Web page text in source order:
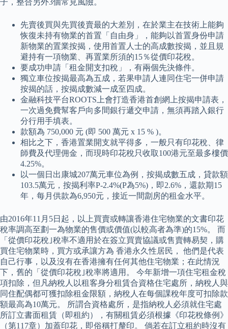
先賣後買與先買後賣最的大差別，在於業主在技術上能夠
恢復未持有物業的首置「自由身」，能夠以首置身份申請
新物業的置業按揭，使用首置人士的高成數按揭，並且規
避持有一項物業、再置業所須的15％從價印花稅。
要成功申請「租金開支扣稅」，有兩個先決條件。
獨立車位按揭最高為五成，若果申請人連同住宅一併申請
按揭的話，按揭成數減一成至四成。
金融科技平台ROOTS上會打造香港首創網上按揭申請表，
一次過免費幫客戶向多間銀行遞交申請，無須再踏入銀行
分行用手填表。
款額為 750,000 元 (即 500 萬元 x 15 % )。
相比之下，香港置業開支就平得多，一般只有印花稅、律
師費及代理佣金，而現時印花稅只收取100港元至最多樓價
4.25%。
以一個日出康城207萬元車位為例，按揭成數五成，貸款額
103.5萬元，按揭利率P-2.4%(P為5%)，即2.6%，還款期15
年，每月供款為6,950元，接近一間劏房的租金水平。
由2016年11月5日起，以上買賣或轉讓香港住宅物業的文書印花
稅率調高至劃一為物業的售價或價值(以較高者為準)的15%。 而
「從價印花稅｣稅率不適用於在簽立買賣協議或售賣轉易契，購
買住宅物業時，買方或承讓方為 香港永久性居民， 他們是代表
自己行事，以及沒有在香港擁有任何其他住宅物業；在此情況
下，舊的「從價印花稅｣稅率將適用。 今年新增一項住宅租金稅
項扣除，但凡納稅人以租客身分租賃合資格住宅處所，納稅人與
同住配偶都可獲扣除租金限額，納稅人在每個課稅年度可扣除款
額最高為10萬元。 所謂合資格處所，是指納稅人必須就住宅處
所訂立書面租賃（即租約），有關租賃必須根據《印花稅條例》
（第117章）加蓋印花，即俗稱打釐印。 倘若在訂立租約時沒有